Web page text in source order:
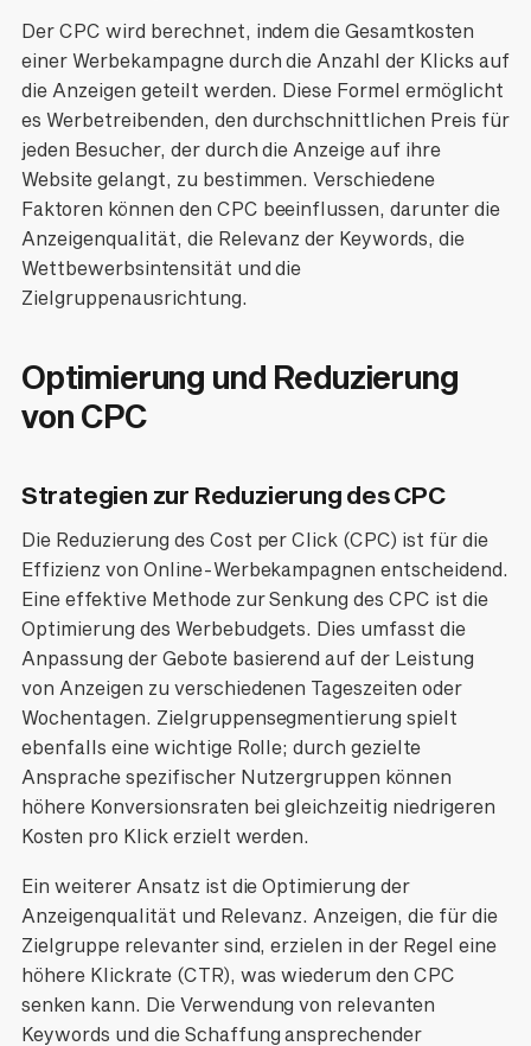
Der CPC wird berechnet, indem die Gesamtkosten
einer Werbekampagne durch die Anzahl der Klicks auf
die Anzeigen geteilt werden. Diese Formel ermöglicht
es Werbetreibenden, den durchschnittlichen Preis für
jeden Besucher, der durch die Anzeige auf ihre
Website gelangt, zu bestimmen. Verschiedene
Faktoren können den CPC beeinflussen, darunter die
Anzeigenqualität, die Relevanz der Keywords, die
Wettbewerbsintensität und die
Zielgruppenausrichtung.
Optimierung und Reduzierung
von CPC
Strategien zur Reduzierung des CPC
Die Reduzierung des Cost per Click (CPC) ist für die
Effizienz von Online-Werbekampagnen entscheidend.
Eine effektive Methode zur Senkung des CPC ist die
Optimierung des Werbebudgets. Dies umfasst die
Anpassung der Gebote basierend auf der Leistung
von Anzeigen zu verschiedenen Tageszeiten oder
Wochentagen. Zielgruppensegmentierung spielt
ebenfalls eine wichtige Rolle; durch gezielte
Ansprache spezifischer Nutzergruppen können
höhere Konversionsraten bei gleichzeitig niedrigeren
Kosten pro Klick erzielt werden.
Ein weiterer Ansatz ist die Optimierung der
Anzeigenqualität und Relevanz. Anzeigen, die für die
Zielgruppe relevanter sind, erzielen in der Regel eine
höhere Klickrate (CTR), was wiederum den CPC
senken kann. Die Verwendung von relevanten
Keywords und die Schaffung ansprechender